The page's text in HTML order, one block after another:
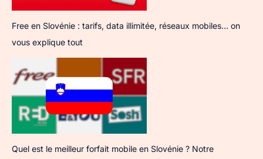
Free en Slovénie : tarifs, data illimitée, réseaux mobiles… on
vous explique tout
Quel est le meilleur forfait mobile en Slovénie ? Notre